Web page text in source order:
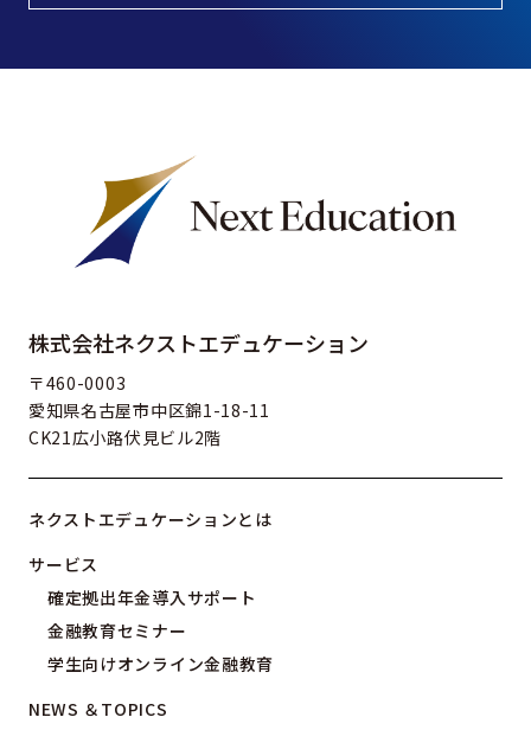
株式会社ネクストエデュケーション
〒460-0003
愛知県名古屋市中区錦1-18-11
CK21広小路伏見ビル2階
ネクストエデュケーションとは
サービス
確定拠出年金導入サポート
金融教育セミナー
学生向けオンライン金融教育
NEWS ＆TOPICS